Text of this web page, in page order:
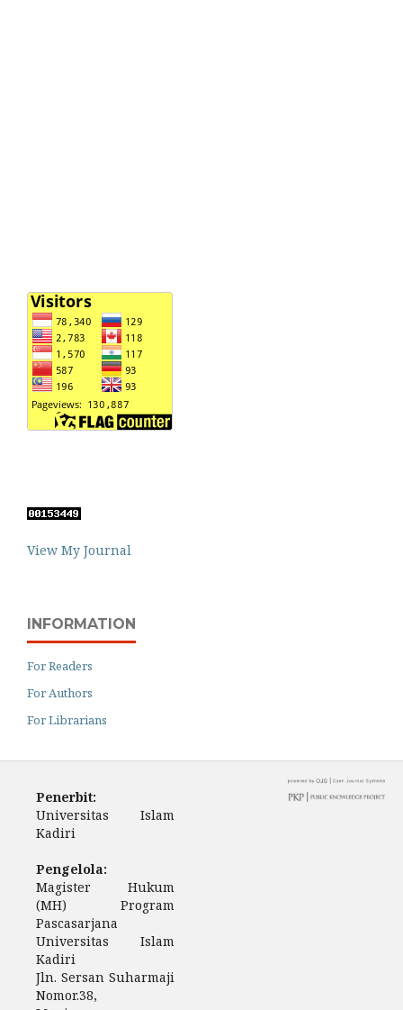
View My Journal
INFORMATION
For Readers
For Authors
For Librarians
Penerbit:
Universitas Islam
Kadiri
Pengelola:
Magister Hukum
(MH) Program
Pascasarjana
Universitas Islam
Kadiri
Jln. Sersan Suharmaji
Nomor.38,